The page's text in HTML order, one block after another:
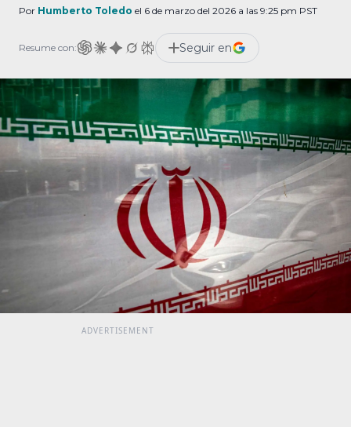
Por Humberto Toledo el 6 de marzo del 2026 a las 9:25 pm PST
Resume con: Seguir en